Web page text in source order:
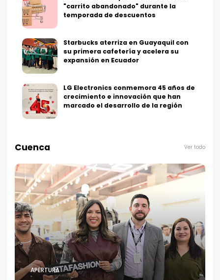
"carrito abandonado" durante la
temporada de descuentos
Starbucks aterriza en Guayaquil con
su primera cafetería y acelera su
expansión en Ecuador
LG Electronics conmemora 45 años de
crecimiento e innovación que han
marcado el desarrollo de la región
Cuenca Ver todo
APERTURA